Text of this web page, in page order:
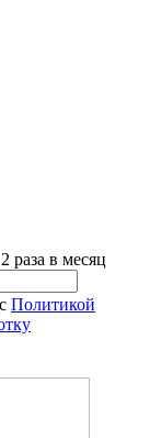
2 раза в месяц
Политикой